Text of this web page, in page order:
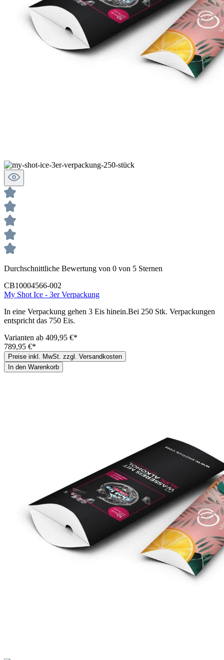
Durchschnittliche Bewertung von 0 von 5 Sternen
CB10004566-002
My Shot Ice - 3er Verpackung
In eine Verpackung gehen 3 Eis hinein.Bei 250 Stk. Verpackungen
entspricht das 750 Eis.
Varianten ab 409,95 €*
789,95 €*
Preise inkl. MwSt. zzgl. Versandkosten
In den Warenkorb